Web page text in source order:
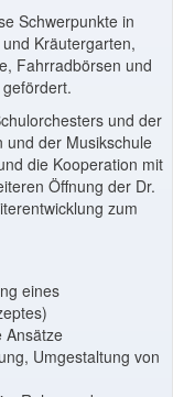
Schwerpunkte in
Kräutergarten,
Fahrradbörsen und
und der
und der Musikschule
die Kooperation mit
Öffnung der Dr.
zum
eines
Ansätze
Umgestaltung von